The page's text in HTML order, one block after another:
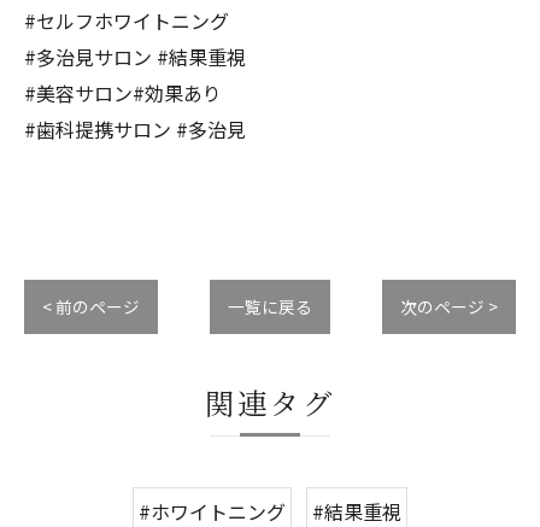
#セルフホワイトニング
#多治見サロン #結果重視
#美容サロン#効果あり
#歯科提携サロン #多治見
< 前のページ 一覧に戻る 次のページ >
関連タグ
#ホワイトニング #結果重視